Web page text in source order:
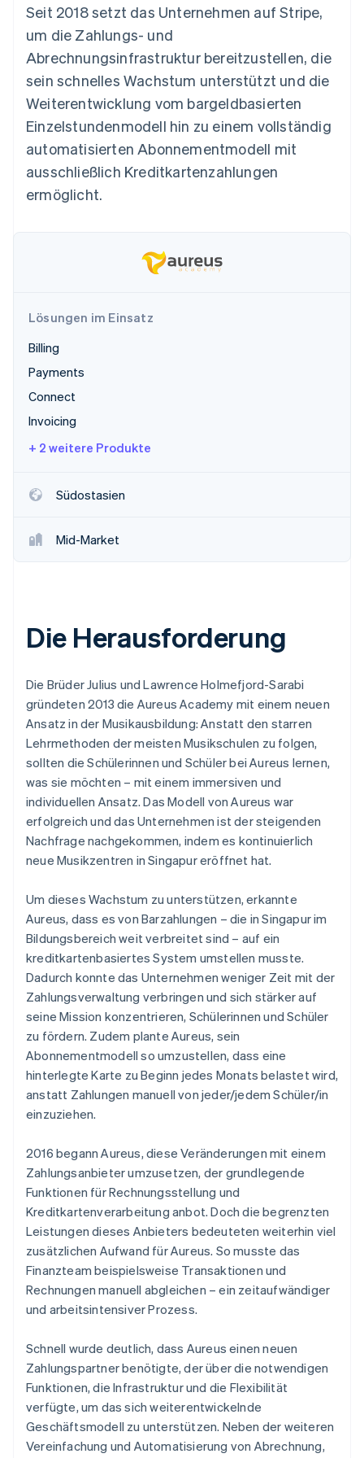
Betrugsprävention
Atlas
Start-up-Gründung
CO₂-Entnahme
Identity
Online-Identitätsprüfung
Erfahren Sie, wie Stripe Lösungen für
Jetzt ansehen
Ecosystem
Partner
Stripe App-Marktplatz
Seit 2018 setzt das Unternehmen auf Stripe,
um die Zahlungs- und
Abrechnungsinfrastruktur bereitzustellen, die
sein schnelles Wachstum unterstützt und die
Weiterentwicklung vom bargeldbasierten
Einzelstundenmodell hin zu einem vollständig
automatisierten Abonnementmodell mit
ausschließlich Kreditkartenzahlungen
ermöglicht.
Lösungen im Einsatz
Billing
Payments
Connect
Invoicing
+ 2 weitere Produkte
Südostasien
Mid-Market
Die Herausforderung
Die Brüder Julius und Lawrence Holmefjord-Sarabi
gründeten 2013 die Aureus Academy mit einem neuen
Ansatz in der Musikausbildung: Anstatt den starren
Lehrmethoden der meisten Musikschulen zu folgen,
sollten die Schülerinnen und Schüler bei Aureus lernen,
was sie möchten – mit einem immersiven und
individuellen Ansatz. Das Modell von Aureus war
erfolgreich und das Unternehmen ist der steigenden
Nachfrage nachgekommen, indem es kontinuierlich
neue Musikzentren in Singapur eröffnet hat.
Um dieses Wachstum zu unterstützen, erkannte
Aureus, dass es von Barzahlungen – die in Singapur im
Bildungsbereich weit verbreitet sind – auf ein
kreditkartenbasiertes System umstellen musste.
Dadurch konnte das Unternehmen weniger Zeit mit der
Zahlungsverwaltung verbringen und sich stärker auf
seine Mission konzentrieren, Schülerinnen und Schüler
zu fördern. Zudem plante Aureus, sein
Abonnementmodell so umzustellen, dass eine
hinterlegte Karte zu Beginn jedes Monats belastet wird,
anstatt Zahlungen manuell von jeder/jedem Schüler/in
einzuziehen.
2016 begann Aureus, diese Veränderungen mit einem
Zahlungsanbieter umzusetzen, der grundlegende
Funktionen für Rechnungsstellung und
Kreditkartenverarbeitung anbot. Doch die begrenzten
Leistungen dieses Anbieters bedeuteten weiterhin viel
zusätzlichen Aufwand für Aureus. So musste das
Finanzteam beispielsweise Transaktionen und
Rechnungen manuell abgleichen – ein zeitaufwändiger
und arbeitsintensiver Prozess.
Schnell wurde deutlich, dass Aureus einen neuen
Zahlungspartner benötigte, der über die notwendigen
Funktionen, die Infrastruktur und die Flexibilität
verfügte, um das sich weiterentwickelnde
Geschäftsmodell zu unterstützen. Neben der weiteren
Vereinfachung und Automatisierung von Abrechnung,